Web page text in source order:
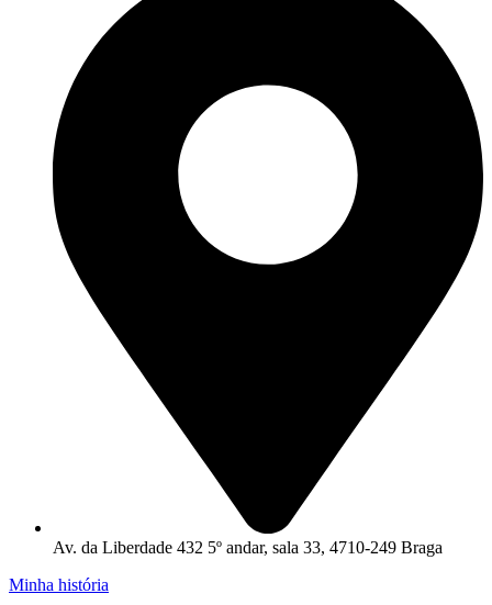
Av. da Liberdade 432 5º andar, sala 33, 4710-249 Braga
Minha história